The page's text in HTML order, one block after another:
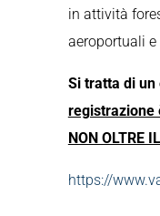
in attività
aeroportuali
Si tratta di un
registrazione
NON OLTRE
https://